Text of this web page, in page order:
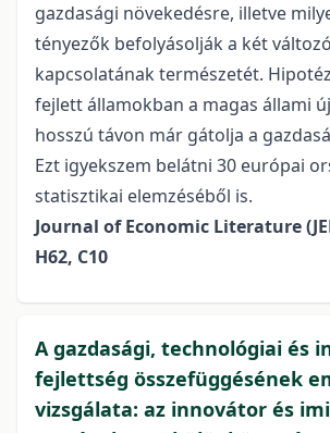
gazdasági növekedésre, illetve
tényezők befolyásolják a két
kapcsolatának természetét.
fejlett államokban a magas állami
hosszú távon már gátolja a
Ezt igyekszem belátni 30 európai
statisztikai elemzéséből is.
Journal of Economic Literature
H62, C10
A gazdasági, technológiai és
fejlettség összefüggésének
vizsgálata: az innovátor és